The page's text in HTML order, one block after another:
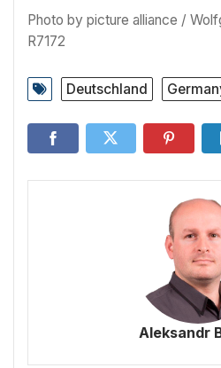
Photo by picture alliance /
R7172
Deutschland
Aleksandr